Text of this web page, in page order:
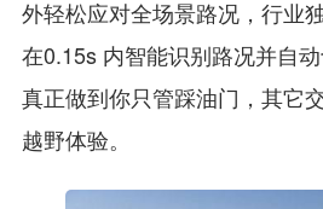
外轻松应对全场景路况，行业
在0.15s 内智能识别路况并自
真正做到你只管踩油门，其它
越野体验。